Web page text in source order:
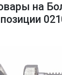
на